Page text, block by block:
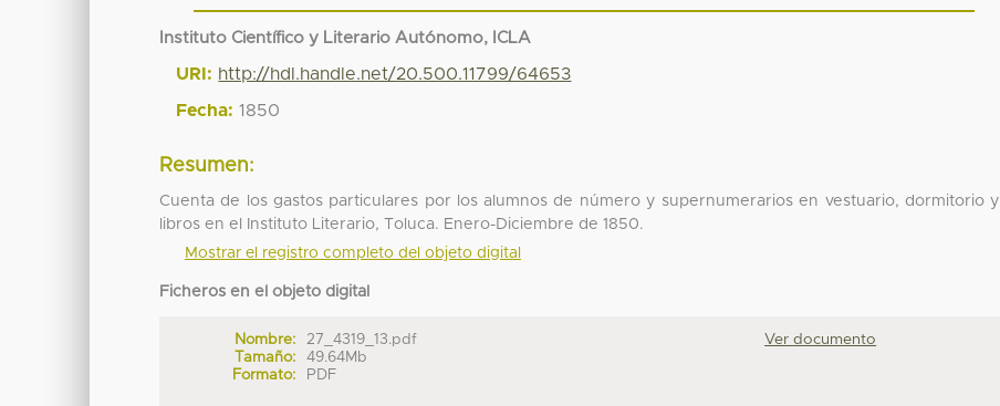
Instituto Científico y Literario Autónomo, ICLA
URI: http://hdl.handle.net/20.500.11799/64653
Fecha: 1850
Resumen:
Cuenta de los gastos particulares por los alumnos de número y supernumerarios en vestuario, dormitorio y
libros en el Instituto Literario, Toluca. Enero-Diciembre de 1850.
Mostrar el registro completo del objeto digital
Ficheros en el objeto digital
Nombre:
27_4319_13.pdf
Tamaño:
49.64Mb
Formato:
PDF
Ver documento